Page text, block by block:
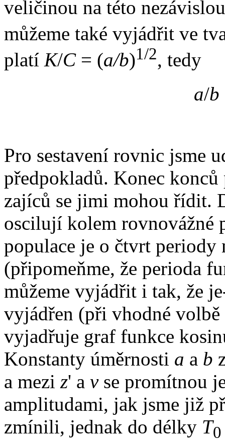
veličinou na této
můžeme také vyjádřit ve
platí K/C= (a/b)1/2, tedy
a/b
Pro sestavení rovnic jsme
předpokladů. Konec
zajíců se jimi mohou řídit.
oscilují kolem
populace je o čtvrt periody
(připomeňme, že perioda
můžeme vyjádřit i tak, že
vyjádřen (při vhodné
vyjadřuje graf funkce
Konstanty úměrnosti a a b
a mezi z' a vse promítnou
amplitudami, jak jsme již
zmínili, jednak do délky T0